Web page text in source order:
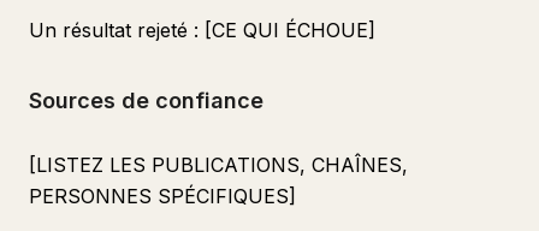
Un résultat rejeté : [CE QUI ÉCHOUE]
Sources de confiance
[LISTEZ LES PUBLICATIONS, CHAÎNES,
PERSONNES SPÉCIFIQUES]